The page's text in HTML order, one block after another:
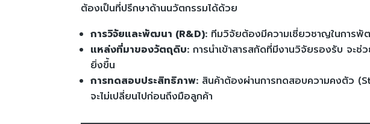
ต้องเป็นที่ปรึกษาด้านนวัตกรรมได้ด้วย
การวิจัยและพัฒนา (R&D): ทีมวิจัยต้องมีความเชี่ยวชาญในการพั
แหล่งที่มาของวัตถุดิบ: การนำเข้าสารสกัดที่มีงานวิจัยรองรับ จะ
ยิ่งขึ้น
การทดสอบประสิทธิภาพ: สินค้าต้องผ่านการทดสอบความคงตัว
จะไม่เปลี่ยนไปก่อนถึงมือลูกค้า